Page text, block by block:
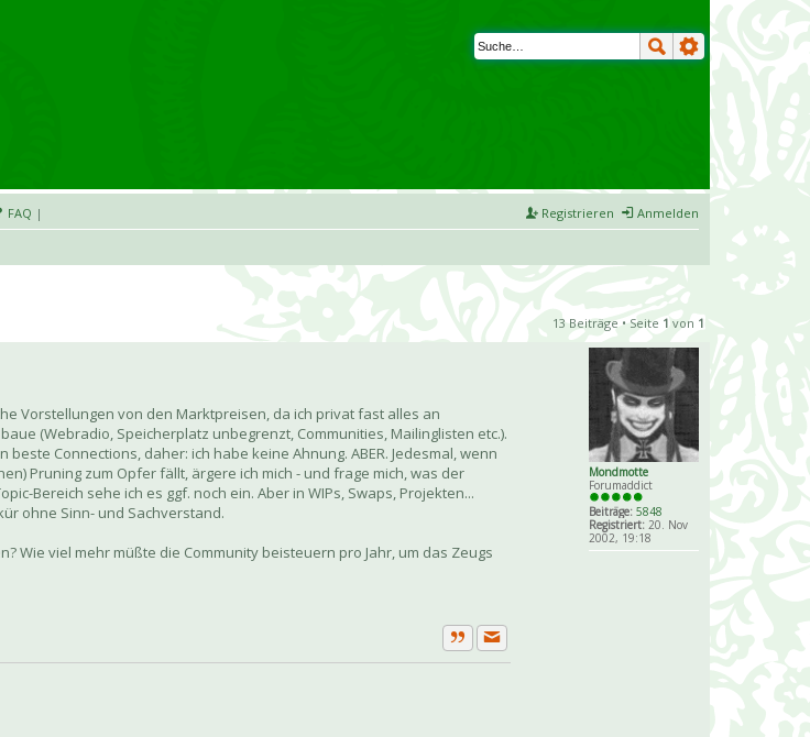
FAQ | Anmelden
Registrieren
13 Beiträge • Seite 1 von 1
Mondmotte
Forumaddict
Beiträge: 5848
Registriert: 20. Nov
2002, 19:18
Vorstellungen von den Marktpreisen, da ich privat fast alles an
(Webradio, Speicherplatz unbegrenzt, Communities, Mailinglisten etc.).
Connections, daher: ich habe keine Ahnung. ABER. Jedesmal, wenn
Pruning zum Opfer fällt, ärgere ich mich - und frage mich, was der
Bereich sehe ich es ggf. noch ein. Aber in WIPs, Swaps, Projekten...
ohne Sinn- und Sachverstand.
Wie viel mehr müßte die Community beisteuern pro Jahr, um das Zeugs
ZitatPrivate Nachricht senden